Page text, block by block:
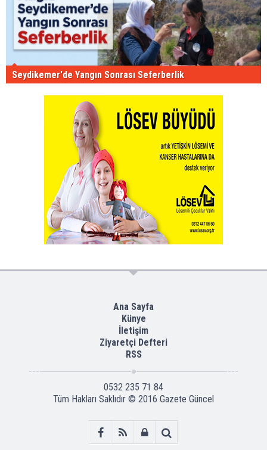
Seydikemer'de Yangın Sonrası Seferberlik
Ana Sayfa
Künye
İletişim
Ziyaretçi Defteri
RSS
0532 235 71 84
Tüm Hakları Saklıdır © 2016 Gazete Güncel